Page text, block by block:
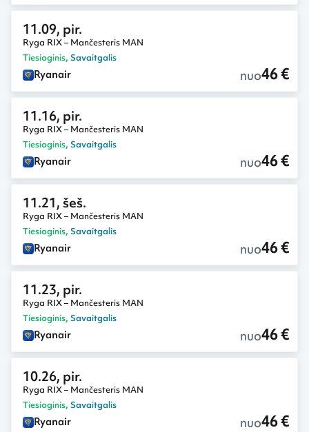
11.09, pir.
Ryga RIX – Mančesteris MAN
Tiesioginis, Savaitgalis
Ryanair nuo46 €
11.16, pir.
Ryga RIX – Mančesteris MAN
Tiesioginis, Savaitgalis
Ryanair nuo46 €
11.21, šeš.
Ryga RIX – Mančesteris MAN
Tiesioginis, Savaitgalis
Ryanair nuo46 €
11.23, pir.
Ryga RIX – Mančesteris MAN
Tiesioginis, Savaitgalis
Ryanair nuo46 €
10.26, pir.
Ryga RIX – Mančesteris MAN
Tiesioginis, Savaitgalis
Ryanair nuo46 €